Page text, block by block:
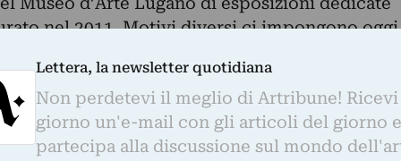
nel 2011. Motivi diversi ci impongono oggi
che ci auguriamo di poter riprendere, se
in futuro. È chiaro però che le mostre
Limonaia non sarebbero state le stesse, e in
affatto, in un altro spazio. La Limonaia è
sul Parco di Villa Saroli e questo ci ha dato
Lettera, la newsletter quotidiana
Non perdetevi il meglio di Artribune!
giorno un'e-mail con gli articoli del giorno
partecipa alla discussione sul mondo